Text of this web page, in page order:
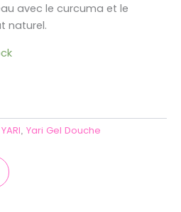
avec le curcuma et le
naturel.
YARI, Yari Gel Douche